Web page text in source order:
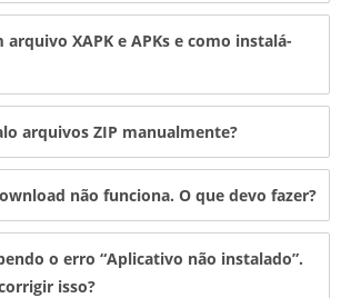
arquivo XAPK e APKs e como instalá-
arquivos ZIP manualmente?
não funciona. O que devo fazer?
o erro “Aplicativo não instalado”.
isso?